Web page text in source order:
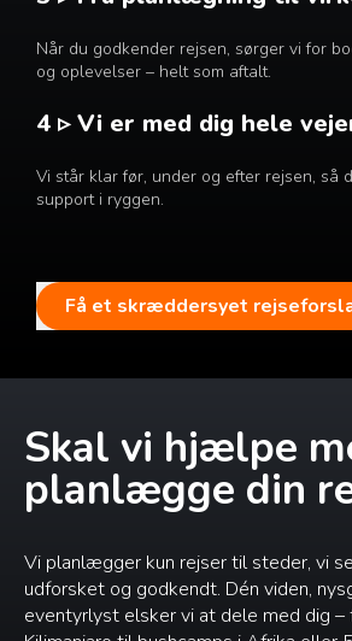
Når du godkender rejsen, sørger vi for
og oplevelser – helt som aftalt.
4 ▹ Vi er med dig hele
Vi står klar før, under og efter rejsen, så
support i ryggen.
Få et skræddersyet
Skal vi hjælpe
planlægge din
Vi planlægger kun rejser til steder, vi
udforsket og godkendt. Dén viden,
eventyrlyst elsker vi at dele med dig –